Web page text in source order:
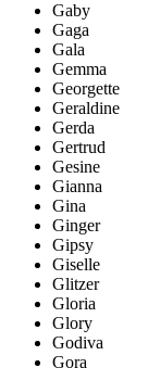
Gaby
Gaga
Gala
Gemma
Georgette
Geraldine
Gerda
Gertrud
Gesine
Gianna
Gina
Ginger
Gipsy
Giselle
Glitzer
Gloria
Glory
Godiva
Gora